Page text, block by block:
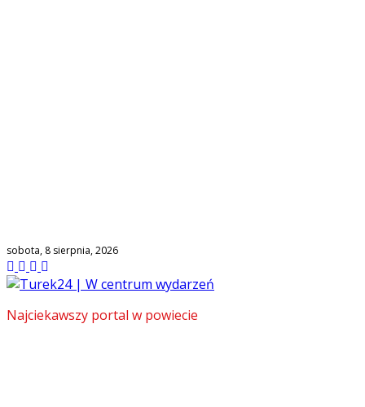
sobota, 8 sierpnia, 2026
Najciekawszy portal w powiecie